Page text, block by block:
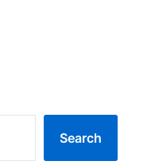
Search